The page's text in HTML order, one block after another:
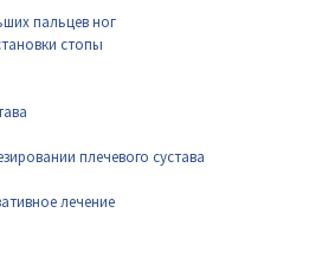
пальцев ног
стопы
плечевого сустава
лечение